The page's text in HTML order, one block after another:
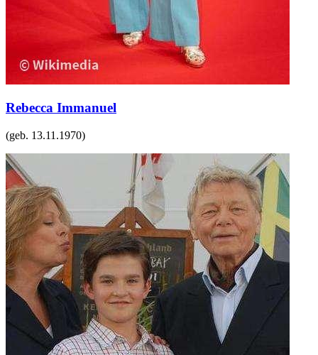
Rebecca Immanuel
(geb. 13.11.1970)